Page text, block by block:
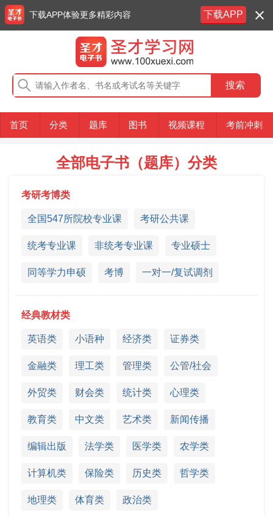
首页 分类 题库 图书 视频课程 考前冲刺
全部电子书（题库）分类
考研考博类
全国547所院校专业课 考研公共课
统考专业课 非统考专业课 专业硕士
同等学力申硕 考博 一对一/复试调剂
经典教材类
英语类 小语种 经济类 证券类
金融类 理工类 管理类 公管/社会
外贸类 财会类 统计类 心理类
教育类 中文类 艺术类 新闻传播
编辑出版 法学类 医学类 农学类
计算机类 保险类 历史类 哲学类
地理类 体育类 政治类
下载APP
下载APP体验更多精彩内容